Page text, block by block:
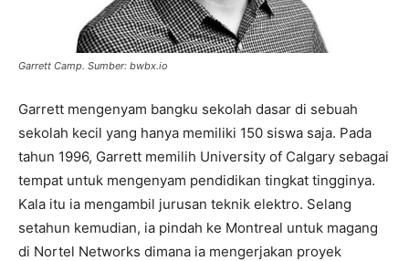
Garrett Camp. Sumber: bwbx.io
Garrett mengenyam bangku sekolah dasar di sebuah
sekolah kecil yang hanya memiliki 150 siswa saja. Pada
tahun 1996, Garrett memilih University of Calgary sebagai
tempat untuk mengenyam pendidikan tingkat tingginya.
Kala itu ia mengambil jurusan teknik elektro. Selang
setahun kemudian, ia pindah ke Montreal untuk magang
di Nortel Networks dimana ia mengerjakan proyek